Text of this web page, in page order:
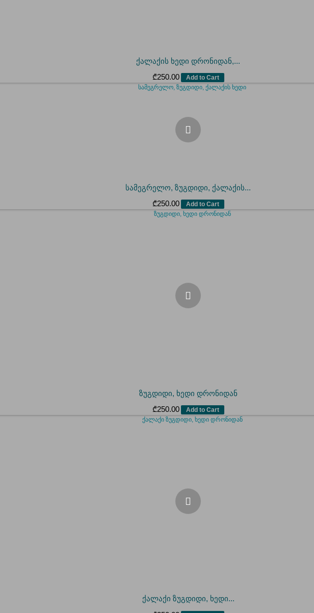
ქალაქის ხედი დრონიდან,...
₾250.00 Add to Cart
სამეგრელო, ზუგდიდი, ქალაქის...
₾250.00 Add to Cart
ზუგდიდი, ხედი დრონიდან
₾250.00 Add to Cart
ქალაქი ზუგდიდი, ხედი...